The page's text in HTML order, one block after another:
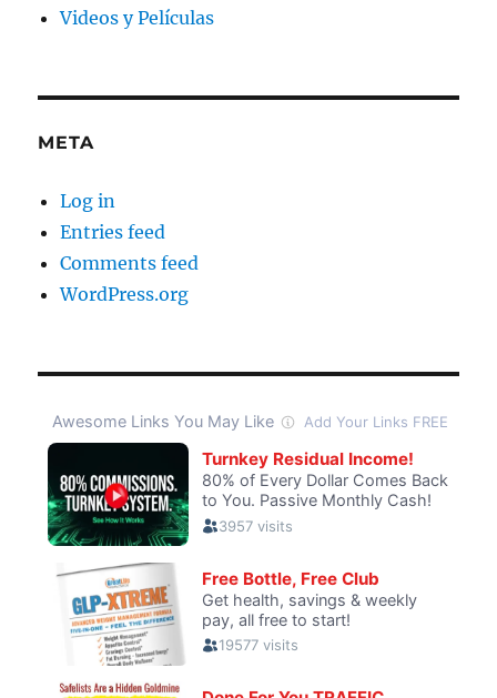
Videos y Películas
META
Log in
Entries feed
Comments feed
WordPress.org